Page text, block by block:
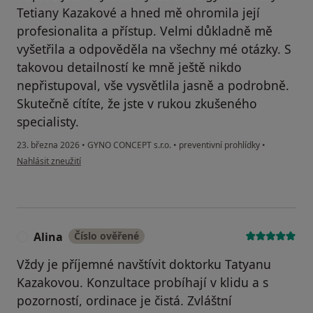
Tetiany Kazakové a hned mě ohromila její
profesionalita a přístup. Velmi důkladně mě
vyšetřila a odpověděla na všechny mé otázky. S
takovou detailností ke mně ještě nikdo
nepřistupoval, vše vysvětlila jasně a podrobně.
Skutečně cítíte, že jste v rukou zkušeného
specialisty.
23. března 2026 • GYNO CONCEPT s.r.o. • preventivní prohlídky •
podle názoru uživatele Polina Khoriakova
Nahlásit zneužití
Alina Číslo ověřené
Vždy je příjemné navštívit doktorku Tatyanu
Kazakovou. Konzultace probíhají v klidu a s
pozorností, ordinace je čistá. Zvláštní